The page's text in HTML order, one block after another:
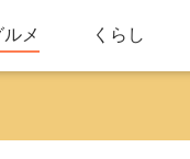
ルメ くらし